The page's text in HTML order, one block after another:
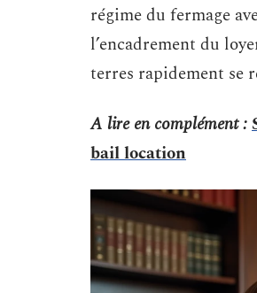
régime du fermage
l’encadrement du
terres rapidement se
A lire en complément :
bail location